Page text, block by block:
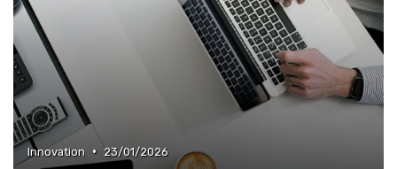
Innovation • 23/01/2026